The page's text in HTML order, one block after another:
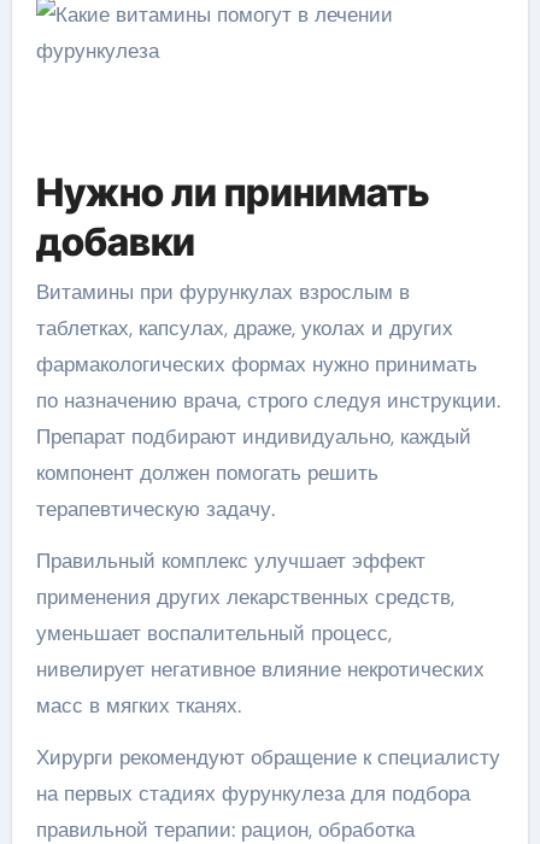
Нужно ли принимать
добавки
Витамины при фурункулах взрослым в
таблетках, капсулах, драже, уколах и других
фармакологических формах нужно принимать
по назначению врача, строго следуя инструкции.
Препарат подбирают индивидуально, каждый
компонент должен помогать решить
терапевтическую задачу.
Правильный комплекс улучшает эффект
применения других лекарственных средств,
уменьшает воспалительный процесс,
нивелирует негативное влияние некротических
масс в мягких тканях.
Хирурги рекомендуют обращение к специалисту
на первых стадиях фурункулеза для подбора
правильной терапии: рацион, обработка